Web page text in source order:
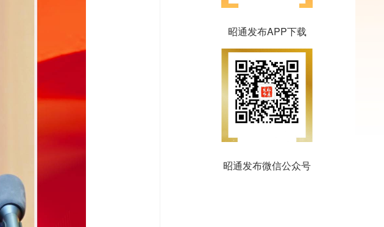
昭通发布APP下载
昭通发布微信公众号